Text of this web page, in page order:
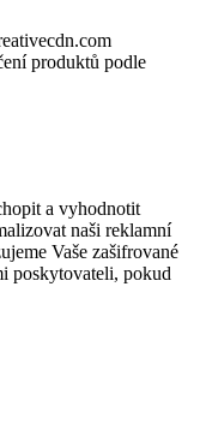
produktů podle
a vyhodnotit
naši reklamní
Vaše zašifrované
poskytovateli, pokud